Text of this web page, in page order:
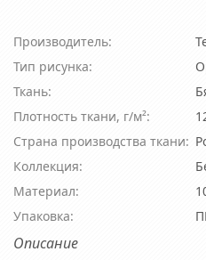
Производитель:
Тип рисунка:
Ткань:
Плотность ткани, г/м²:
Страна производства ткани:
Коллекция:
Материал:
Упаковка:
Описание